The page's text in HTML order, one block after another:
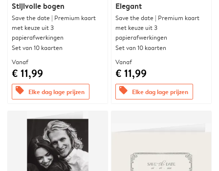
Stijlvolle bogen
Save the date | Premium kaart
met keuze uit 3
papierafwerkingen
Set van 10 kaarten
Vanaf
€ 11,99
offers Elke dag lage prijzen
Elegant
Save the date | Premium kaart
met keuze uit 3
papierafwerkingen
Set van 10 kaarten
Vanaf
€ 11,99
offers Elke dag lage prijzen